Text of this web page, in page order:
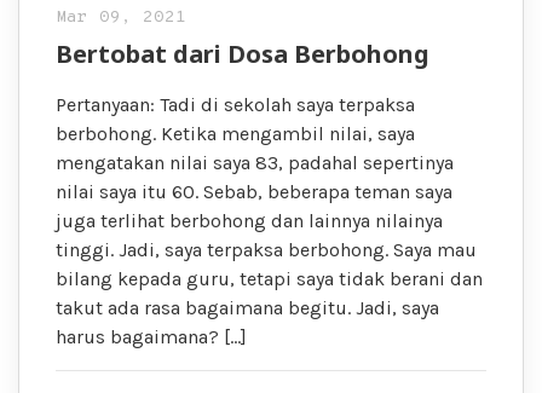
Mar 09, 2021
Bertobat dari Dosa Berbohong
Pertanyaan: Tadi di sekolah saya terpaksa
berbohong. Ketika mengambil nilai, saya
mengatakan nilai saya 83, padahal sepertinya
nilai saya itu 60. Sebab, beberapa teman saya
juga terlihat berbohong dan lainnya nilainya
tinggi. Jadi, saya terpaksa berbohong. Saya mau
bilang kepada guru, tetapi saya tidak berani dan
takut ada rasa bagaimana begitu. Jadi, saya
harus bagaimana? […]